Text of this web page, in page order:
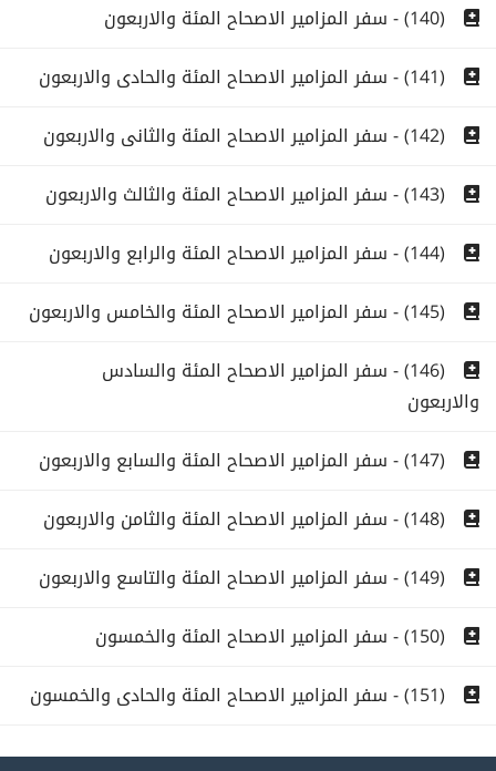
(140) - سفر المزامير الاصحاح المئة والاربعون
(141) - سفر المزامير الاصحاح المئة والحادى والاربعون
(142) - سفر المزامير الاصحاح المئة والثانى والاربعون
(143) - سفر المزامير الاصحاح المئة والثالث والاربعون
(144) - سفر المزامير الاصحاح المئة والرابع والاربعون
(145) - سفر المزامير الاصحاح المئة والخامس والاربعون
(146) - سفر المزامير الاصحاح المئة والسادس
والاربعون
(147) - سفر المزامير الاصحاح المئة والسابع والاربعون
(148) - سفر المزامير الاصحاح المئة والثامن والاربعون
(149) - سفر المزامير الاصحاح المئة والتاسع والاربعون
(150) - سفر المزامير الاصحاح المئة والخمسون
(151) - سفر المزامير الاصحاح المئة والحادى والخمسون